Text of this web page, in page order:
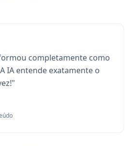
completamente como
IA entende exatamente o
"